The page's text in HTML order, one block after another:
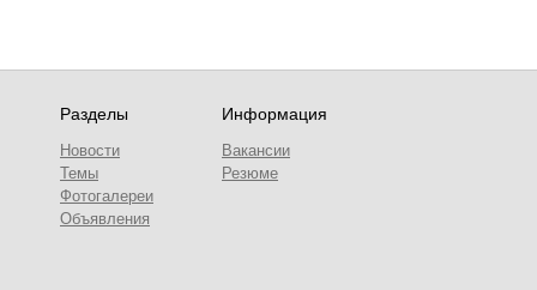
Разделы
Новости
Темы
Фотогалереи
Объявления
Информация
Вакансии
Резюме